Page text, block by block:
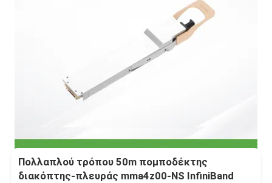
Πολλαπλού τρόπου 50m πομποδέκτης
διακόπτης-πλευράς mma4z00-NS InfiniBand